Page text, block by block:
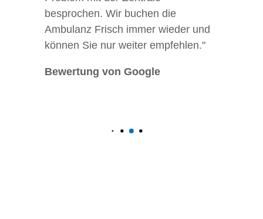
besprochen. Wir buchen die
Ambulanz Frisch immer wieder und
können Sie nur weiter empfehlen."
Bewertung von Google